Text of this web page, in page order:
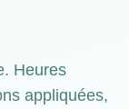
Heures
appliquées,